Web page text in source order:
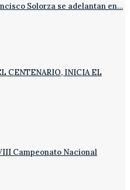
Solorza se adelantan en…
CENTENARIO, INICIA EL
Campeonato Nacional